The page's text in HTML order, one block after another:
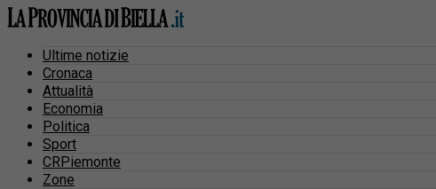
Ultime notizie
Cronaca
Attualità
Economia
Politica
Sport
CRPiemonte
Zone